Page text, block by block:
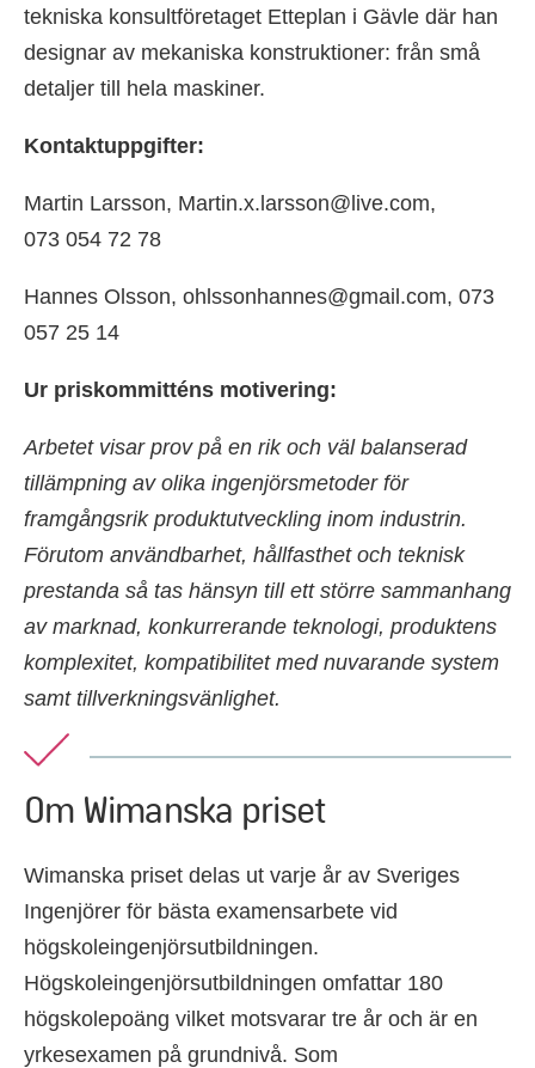
tekniska konsultföretaget Etteplan i Gävle där han
designar av mekaniska konstruktioner: från små
detaljer till hela maskiner.
Kontaktuppgifter:
Martin Larsson, Martin.x.larsson@live.com,
073 054 72 78
Hannes Olsson, ohlssonhannes@gmail.com, 073
057 25 14
Ur priskommitténs motivering:
Arbetet visar prov på en rik och väl balanserad
tillämpning av olika ingenjörsmetoder för
framgångsrik produktutveckling inom industrin.
Förutom användbarhet, hållfasthet och teknisk
prestanda så tas hänsyn till ett större sammanhang
av marknad, konkurrerande teknologi, produktens
komplexitet, kompatibilitet med nuvarande system
samt tillverkningsvänlighet.
Om Wimanska priset
Wimanska priset delas ut varje år av Sveriges
Ingenjörer för bästa examensarbete vid
högskoleingenjörsutbildningen.
Högskoleingenjörsutbildningen omfattar 180
högskolepoäng vilket motsvarar tre år och är en
yrkesexamen på grundnivå. Som